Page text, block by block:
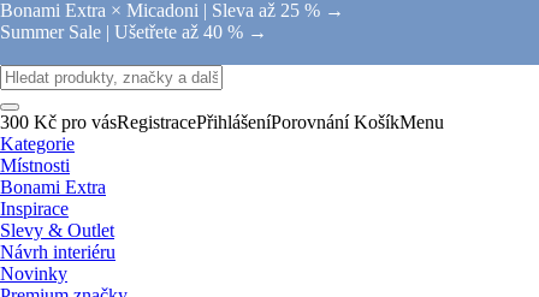
Bonami Extra × Micadoni | Sleva až 25 % →
Summer Sale | Ušetřete až 40 % →
300 Kč pro vásRegistracePřihlášeníPorovnání KošíkMenu
Kategorie
Místnosti
Bonami Extra
Inspirace
Slevy & Outlet
Návrh interiéru
Novinky